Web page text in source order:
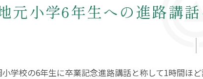
元小学6年生への進路講
学校の6年生に卒業記念進路講話と称して1時間ほど